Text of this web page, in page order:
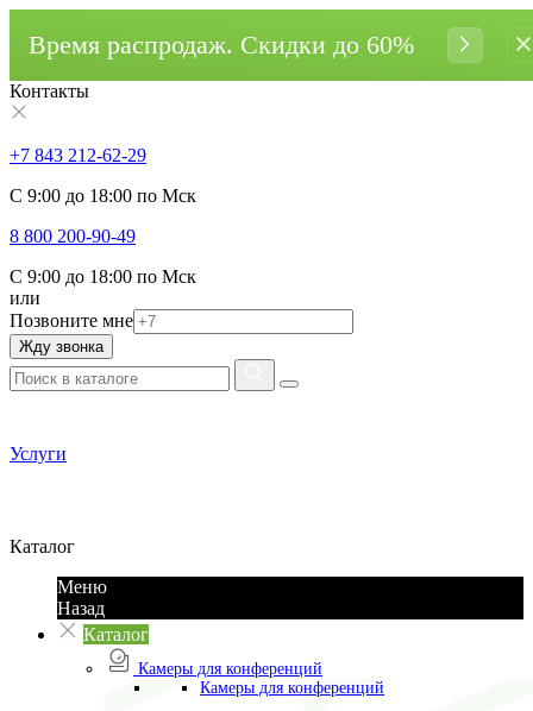
Время распродаж. Cкидки до 60%
Контакты
+7 843 212-62-29
С 9:00 до 18:00 по Мск
8 800 200-90-49
С 9:00 до 18:00 по Мск
или
Позвоните мне
Жду звонка
Услуги
Каталог
Меню
Назад
Каталог
Камеры для конференций
Камеры для конференций